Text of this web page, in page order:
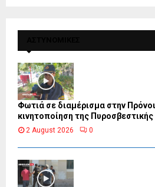
Φωτιά σε διαμέρισμα στην
κινητοποίηση της Πυροσβεστικής
2 August 2026 0